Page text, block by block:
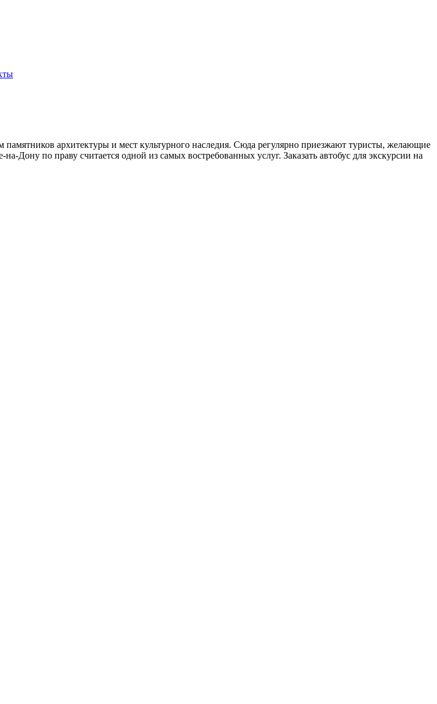
архитектуры и мест культурного наследия. Сюда регулярно приезжают туристы, желающие
Дону по праву считается одной из самых востребованных услуг. Заказать автобус для экскурсии на